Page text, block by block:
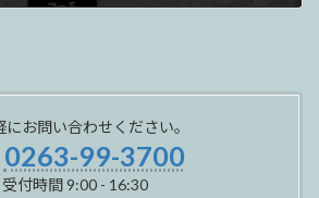
にお問い合わせください。
0263-99-3700
受付時間 9:00 - 16:30